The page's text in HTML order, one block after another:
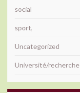
social
sport,
Uncategorized
Université/recherche